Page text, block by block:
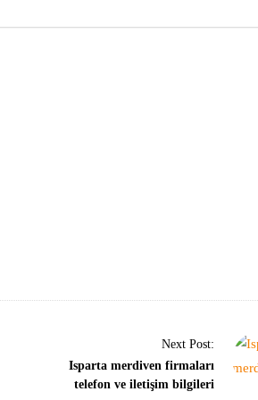
Next Post:
Isparta merdiven firmaları
telefon ve iletişim bilgileri